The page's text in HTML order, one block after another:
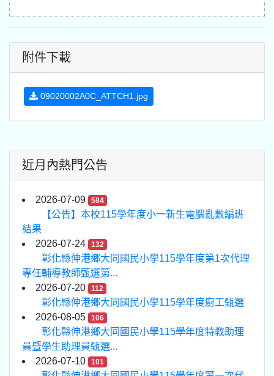
附件下載
09020002A0C_ATTCH1.jpg
近月內熱門公告
2026-07-09 584
【公告】本校115學年度小一新生電腦亂數編班
結果
2026-07-24
132
彰化縣伸港鄉大同國民小學115學年度第1次代理
專任輔導教師甄選第...
2026-07-20
112
彰化縣伸港鄉大同國民小學115學年度廚工甄選
2026-08-05
106
彰化縣伸港鄉大同國民小學115學年度特教助理
員暨學生助理員甄選...
2026-07-10
101